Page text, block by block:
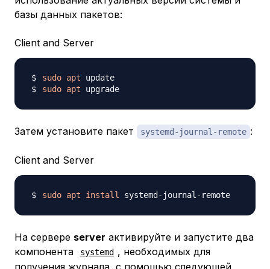
базы данных пакетов:
Client and Server
sudo apt
sudo apt
Затем установите пакет systemd-journal-remote :
Client and Server
sudo apt install
На сервере server активируйте и запустите два
компонента
systemd , необходимых для